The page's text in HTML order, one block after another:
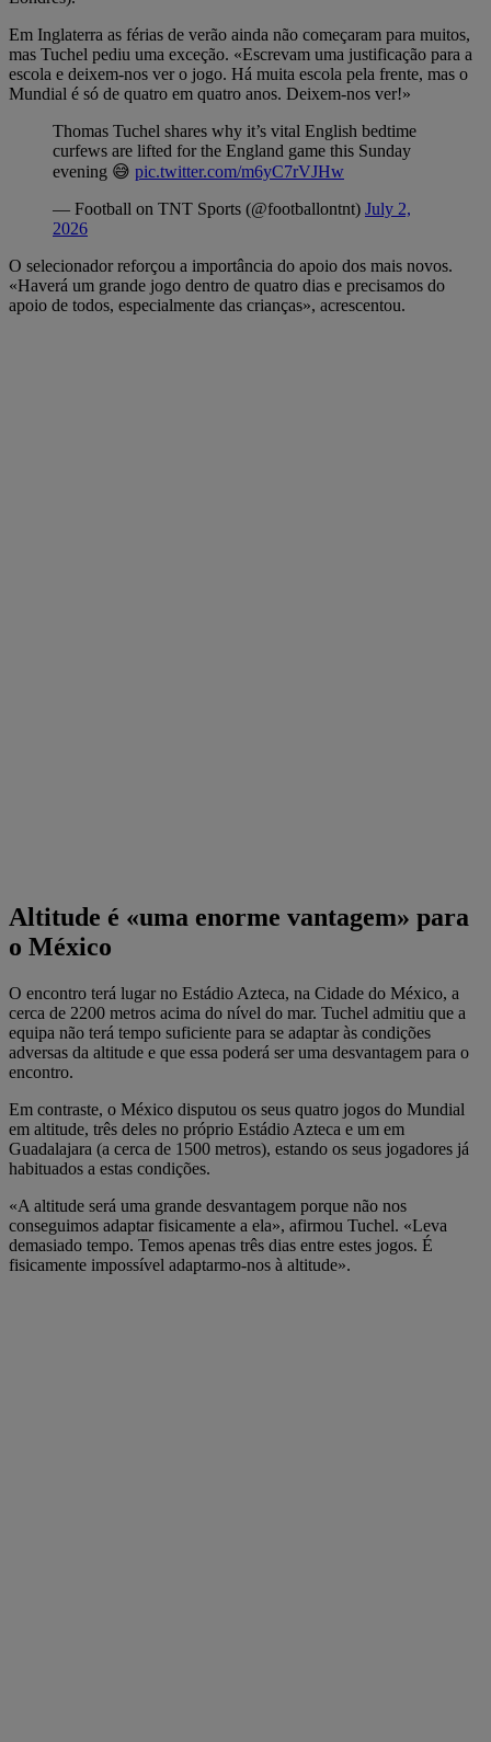
Em Inglaterra as férias de verão ainda não começaram para muitos,
mas Tuchel pediu uma exceção. «Escrevam uma justificação para a
escola e deixem-nos ver o jogo. Há muita escola pela frente, mas o
Mundial é só de quatro em quatro anos. Deixem-nos ver!»
Thomas Tuchel shares why it’s vital English bedtime
curfews are lifted for the England game this Sunday
evening 😅 pic.twitter.com/m6yC7rVJHw
— Football on TNT Sports (@footballontnt) July 2,
2026
O selecionador reforçou a importância do apoio dos mais novos.
«Haverá um grande jogo dentro de quatro dias e precisamos do
apoio de todos, especialmente das crianças», acrescentou.
Altitude é «uma enorme vantagem» para
o México
O encontro terá lugar no Estádio Azteca, na Cidade do México, a
cerca de 2200 metros acima do nível do mar. Tuchel admitiu que a
equipa não terá tempo suficiente para se adaptar às condições
adversas da altitude e que essa poderá ser uma desvantagem para o
encontro.
Em contraste, o México disputou os seus quatro jogos do Mundial
em altitude, três deles no próprio Estádio Azteca e um em
Guadalajara (a cerca de 1500 metros), estando os seus jogadores já
habituados a estas condições.
«A altitude será uma grande desvantagem porque não nos
conseguimos adaptar fisicamente a ela», afirmou Tuchel. «Leva
demasiado tempo. Temos apenas três dias entre estes jogos. É
fisicamente impossível adaptarmo-nos à altitude».